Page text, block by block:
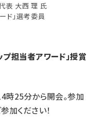
表 大西 理 氏
ド」選考委員
プ担当者アワード」授賞
時25分から開会。参加
加ください！